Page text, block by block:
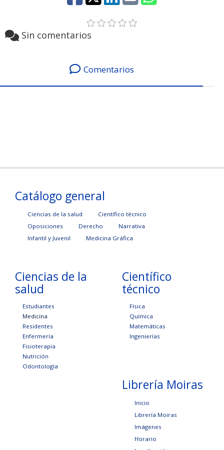
Sin comentarios
Comentarios
Catálogo general
Ciencias de la salud
Científico técnico
Oposiciones
Derecho
Narrativa
Infantil y Juvenil
Medicina Gráfica
Ciencias de la
salud
Estudiantes
Medicina
Residentes
Enfermería
Fisioterapia
Nutrición
Odontología
Científico
técnico
Física
Química
Matemáticas
Ingenierías
Librería Moiras
Inicio
Librería Moiras
Imágenes
Horario